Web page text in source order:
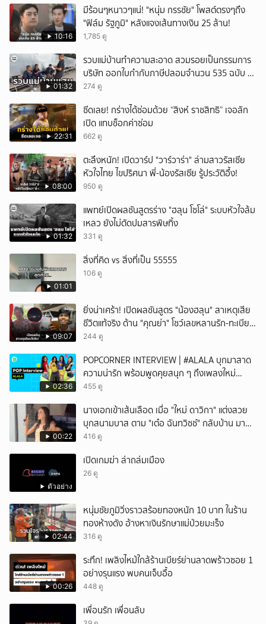
10:16
มีร้อนๆหนาวๆแน่! "หนุ่ม กรรชัย" โพสต์ตรงๆถึง
"ฟิล์ม รัฐภูมิ" หลังแจงเส้นทางเงิน 25 ล้าน!
1,785 ดู
01:32
รวบแม่บ้านทำความสะอาด สวมรอยเป็นกรรมการ
บริษัท ออกใบกำกับภาษีปลอมจำนวน 535 ฉบับ รัฐ
เสียหายกว่า 129 ล้านบาท
274 ดู
22:31
ซีดเลย! กร่างได้ซ่อมด้วย “สิงห์ ราชสิทธิ” เจอลัก
เปิด แทบช็อกค่าซ่อม
662 ดู
08:00
ตะลึงหนัก! เปิดวาร์ป "วาร์วาร่า" ล่ามสาวรัสเซีย
หัวใจไทย ไขปริศนา พี่-น้องรัสเซีย รู้ประวัติอึ้ง!
950 ดู
01:32
แพทย์เปิดผลชันสูตรร่าง "ฮลุน โซโล่" ระบบหัวใจล้ม
เหลว ยังไม่ตัดปมสารพิษทิ้ง
331 ดู
01:01
สิ่งที่คิด vs สิ่งที่เป็น 55555
106 ดู
09:07
ยิ่งน่าเศร้า! เปิดผลชันสูตร "น้องฮลุน" สาเหตุเสีย
ชีวิตแท้จริง ด้าน "คุณย่า" โชว์เลขหลานรัก-ทะเบียน
รถเคลื่อนร่าง!
244 ดู
02:36
POPCORNER INTERVIEW | #ALALA บุกมาสาด
ความน่ารัก พร้อมพูดคุยสนุก ๆ ถึงเพลงใหม่
'ON&OFF'
455 ดู
00:22
นางเอกเข้าเส้นเลือด เมื่อ "ใหม่ ดาวิกา" แต่งสวย
บุกสนามบาส ตาม "เต๋อ ฉันทวิชช์" กลับบ้าน มา
พร้อมตรีมชุดตามผัวกลับบ้าน ทางด้านสามีก็วิ่ง
416 ดู
ตัวอย่าง
เปิดเกมฆ่า ล่าถล่มเมือง
26 ดู
02:44
หนุ่มชัยภูมิวิ่งราวสร้อยทองหนัก 10 บาท ในร้าน
ทองห้างดัง อ้างหาเงินรักษาแม่ป่วยมะเร็ง
316 ดู
00:26
ระทึก! เพลิงไหม้ใกล้ร้านเบียร์ย่านลาดพร้าวซอย 1
อย่างรุนแรง พบคนเจ็บอื้อ
448 ดู
เพื่อนรัก เพื่อนลับ